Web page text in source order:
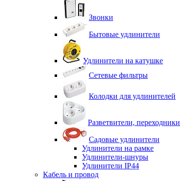
Звонки
Бытовые удлинители
Удлинители на катушке
Сетевые фильтры
Колодки для удлинителей
Разветвители, переходники
Садовые удлинители
Удлинители на рамке
Удлинители-шнуры
Удлинители IP44
Кабель и провод